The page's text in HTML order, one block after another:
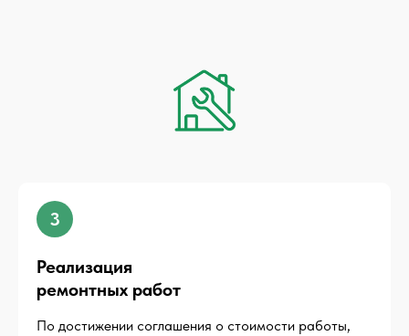
3
Реализация
ремонтных работ
По достижении соглашения о стоимости работы,